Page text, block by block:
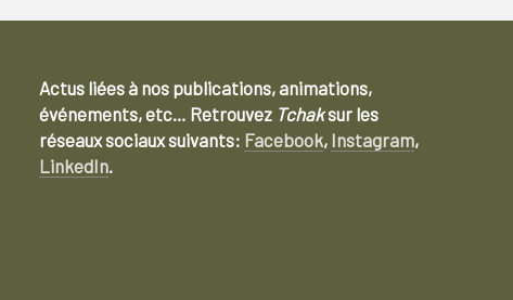
Actus liées à nos publications, animations,
événements, etc… Retrouvez Tchaksur les
réseaux sociaux suivants: Facebook, Instagram,
LinkedIn.